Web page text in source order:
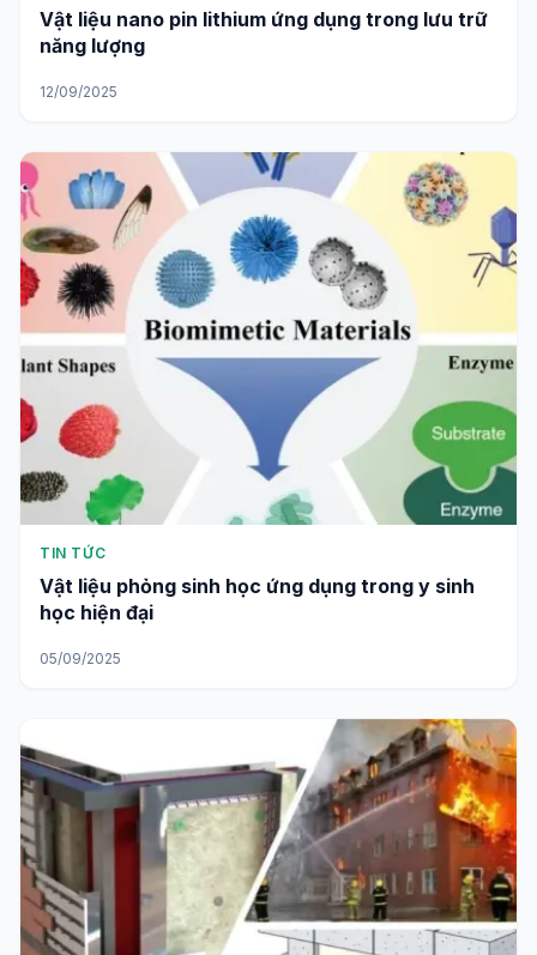
Vật liệu nano pin lithium ứng dụng trong lưu trữ
năng lượng
12/09/2025
TIN TỨC
Vật liệu phỏng sinh học ứng dụng trong y sinh
học hiện đại
05/09/2025